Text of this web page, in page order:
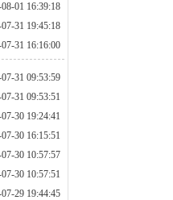
01 16:39:18
31 19:45:18
31 16:16:00
31 09:53:59
31 09:53:51
30 19:24:41
30 16:15:51
30 10:57:57
30 10:57:51
29 19:44:45